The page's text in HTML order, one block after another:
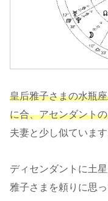
皇后雅子さまの水瓶
に合、アセンダント
夫妻と少し似ています
ディセンダントに土
雅子さまを頼りに思